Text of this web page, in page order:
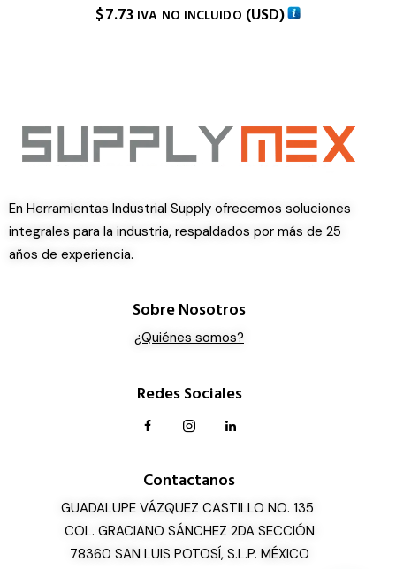
$7.73 IVA NO INCLUIDO (USD)
En Herramientas Industrial Supply ofrecemos soluciones
integrales para la industria, respaldados por más de 25
años de experiencia.
Sobre Nosotros
¿Quiénes somos?
Redes Sociales
Contactanos
GUADALUPE VÁZQUEZ CASTILLO NO. 135
COL. GRACIANO SÁNCHEZ 2DA SECCIÓN
78360 SAN LUIS POTOSÍ, S.L.P. MÉXICO